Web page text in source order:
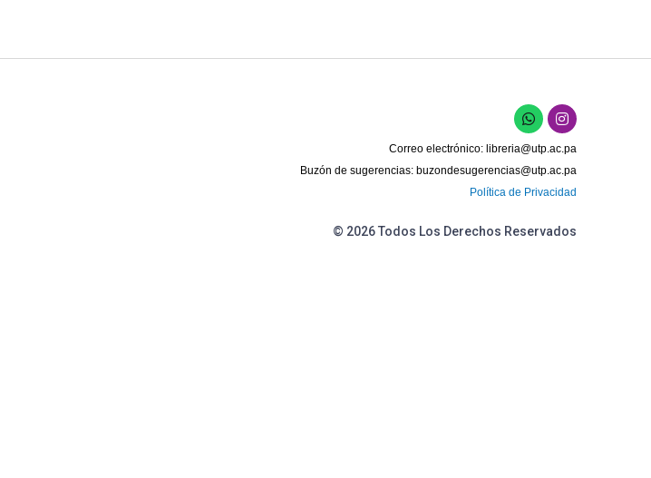
Correo electrónico: libreria@utp.ac.pa
Buzón de sugerencias: buzondesugerencias@utp.ac.pa
Política de Privacidad
© 2026 Todos Los Derechos Reservados